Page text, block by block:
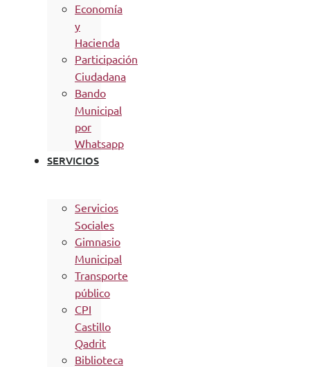
Economía
y
Hacienda
Participación
Ciudadana
Bando
Municipal
por
Whatsapp
SERVICIOS
Servicios
Sociales
Gimnasio
Municipal
Transporte
público
CPI
Castillo
Qadrit
Biblioteca